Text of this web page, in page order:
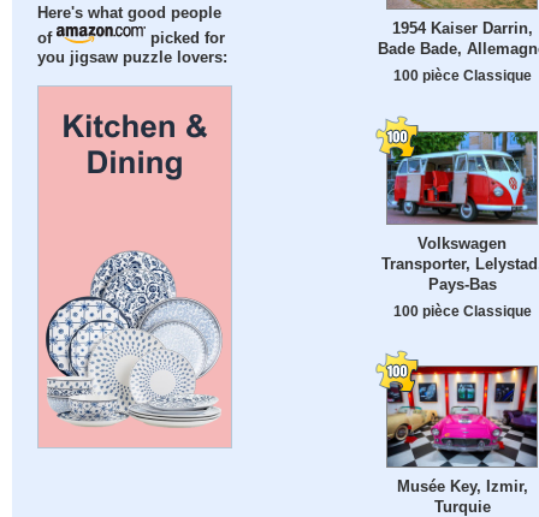
Here's what good people
of
picked for
you jigsaw puzzle lovers:
1954 Kaiser Darrin,
Bade Bade,
100 pièce Classique
Volkswagen
Transporter,
Pays-Bas
100 pièce Classique
Musée Key, Izmir,
Turquie